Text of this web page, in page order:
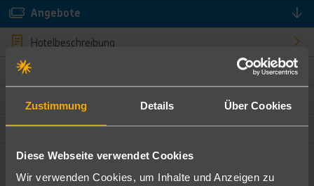
Zustimmung Details Über Cookies
Diese Webseite verwendet Cookies
Wir verwenden Cookies, um Inhalte und Anzeigen zu
Angebote
Hotelbeschreibung
Hotelmerkmale
Bewertungen
Lage und Umgebung
Angebote filtern